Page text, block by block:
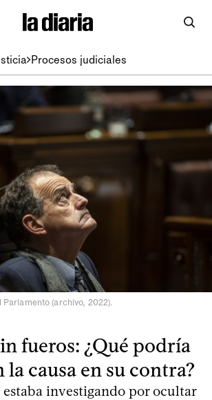
Procesos judiciales
(archivo, 2022).
fueros: ¿Qué podría
la causa en su contra?
investigando por ocultar